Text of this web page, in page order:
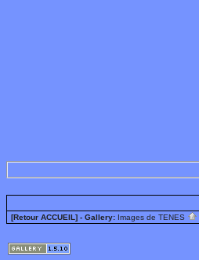
[Retour ACCUEIL] - Gallery: Images de TENES